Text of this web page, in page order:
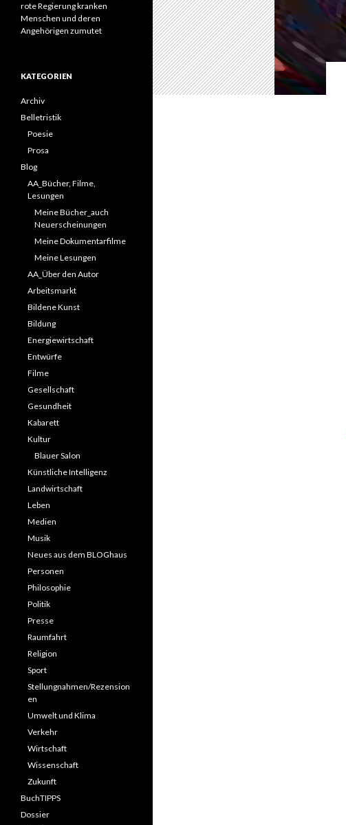
rote Regierung kranken
Menschen und deren
Angehörigen zumutet
KATEGORIEN
Archiv
Belletristik
Poesie
Prosa
Blog
AA_Bücher, Filme,
Lesungen
Meine Bücher_auch
Neuerscheinungen
Meine Dokumentarfilme
Meine Lesungen
AA_Über den Autor
Arbeitsmarkt
Bildene Kunst
Bildung
Energiewirtschaft
Entwürfe
Filme
Gesellschaft
Gesundheit
Kabarett
Kultur
Blauer Salon
Künstliche Intelligenz
Landwirtschaft
Leben
Medien
Musik
Neues aus dem BLOGhaus
Personen
Philosophie
Politik
Presse
Raumfahrt
Religion
Sport
Stellungnahmen/Rezension
en
Umwelt und Klima
Verkehr
Wirtschaft
Wissenschaft
Zukunft
BuchTIPPS
Dossier